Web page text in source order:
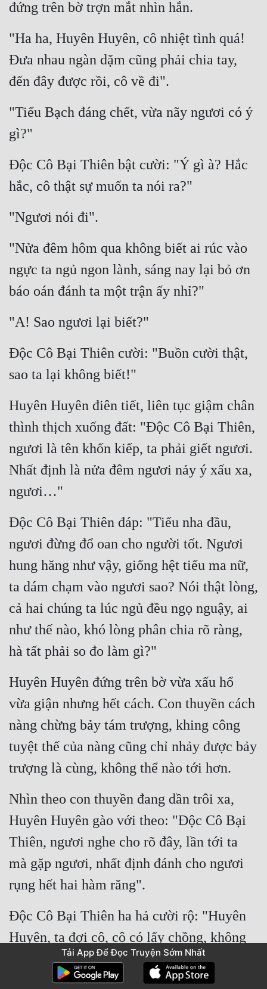
đứng trên bờ trợn mắt nhìn hắn.
"Ha ha, Huyên Huyên, cô nhiệt tình quá!
Đưa nhau ngàn dặm cũng phải chia tay,
đến đây được rồi, cô về đi".
"Tiểu Bạch đáng chết, vừa nãy ngươi có ý
gì?"
Độc Cô Bại Thiên bật cười: "Ý gì à? Hắc
hắc, cô thật sự muốn ta nói ra?"
"Ngươi nói đi".
"Nửa đêm hôm qua không biết ai rúc vào
ngực ta ngủ ngon lành, sáng nay lại bỏ ơn
báo oán đánh ta một trận ấy nhỉ?"
"A! Sao ngươi lại biết?"
Độc Cô Bại Thiên cười: "Buồn cười thật,
sao ta lại không biết!"
Huyên Huyên điên tiết, liên tục giậm chân
thình thịch xuống đất: "Độc Cô Bại Thiên,
ngươi là tên khốn kiếp, ta phải giết ngươi.
Nhất định là nửa đêm ngươi nảy ý xấu xa,
ngươi…"
Độc Cô Bại Thiên đáp: "Tiểu nha đầu,
ngươi đừng đổ oan cho người tốt. Ngươi
hung hăng như vậy, giống hệt tiểu ma nữ,
ta dám chạm vào ngươi sao? Nói thật lòng,
cả hai chúng ta lúc ngủ đều ngọ nguậy, ai
như thế nào, khó lòng phân chia rõ ràng,
hà tất phải so đo làm gì?"
Huyên Huyên đứng trên bờ vừa xấu hổ
vừa giận nhưng hết cách. Con thuyền cách
nàng chừng bảy tám trượng, khing công
tuyệt thế của nàng cũng chỉ nhảy được bảy
trượng là cùng, không thể nào tới hơn.
Nhìn theo con thuyền đang dần trôi xa,
Huyên Huyên gào với theo: "Độc Cô Bại
Thiên, ngươi nghe cho rõ đây, lần tới ta
mà gặp ngươi, nhất định đánh cho ngươi
rụng hết hai hàm răng".
Độc Cô Bại Thiên ha hả cười rộ: "Huyên
Huyên, ta đợi cô, cô có lấy chồng, không
được gả cho người khác mà phải gả cho ta
Tải App Để Đọc Truyện Sớm Nhất